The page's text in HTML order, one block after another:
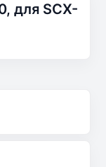
для SCX-